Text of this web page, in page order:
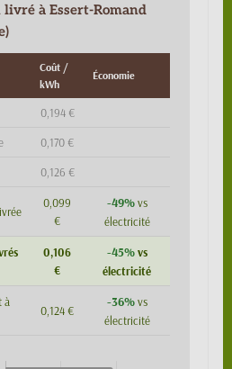
à Essert-Romand
Coût /
kWh
Économie
0,194 €
0,170 €
0,126 €
0,099
€
-49%vs
électricité
0,106
€
-45%vs
électricité
à
0,124 €
-36%vs
électricité